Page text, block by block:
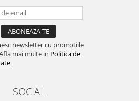
newsletter cu promotiile
mai multe in Politica de
SOCIAL